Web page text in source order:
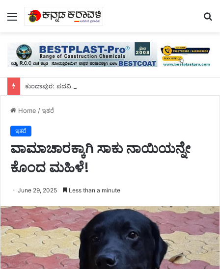
Menu
Home /ಇತರೆ
ಇತರೆ
ವಾಮಾಚಾರಕ್ಕಾಗಿ ಸಾಕು ನಾಯಿಯನ್ನೇ
ಕೊಂದ ಮಹಿಳೆ!
June 29, 2025 Less than a minute